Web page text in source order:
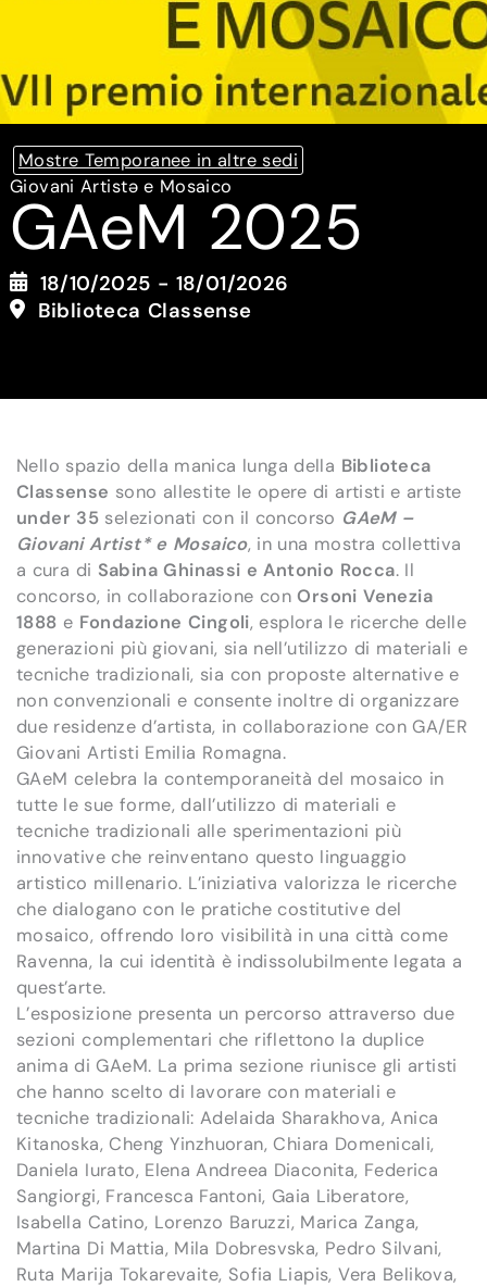
Mostre Temporanee in altre sedi
Giovani Artistə e Mosaico
GAeM 2025
18/10/2025 - 18/01/2026
Biblioteca Classense
Nello spazio della manica lunga della Biblioteca
Classense sono allestite le opere di artisti e artiste
under 35 selezionati con il concorso GAeM –
Giovani Artist* e Mosaico, in una mostra collettiva
a cura di Sabina Ghinassi e Antonio Rocca. Il
concorso, in collaborazione conOrsoni Venezia
1888 e Fondazione Cingoli, esplora le ricerche delle
generazioni più giovani, sia nell’utilizzo di materiali e
tecniche tradizionali, sia con proposte alternative e
non convenzionali e consente inoltre di organizzare
due residenze d’artista, in collaborazione con GA/ER
Giovani Artisti Emilia Romagna.
GAeM celebra la contemporaneità del mosaico in
tutte le sue forme, dall’utilizzo di materiali e
tecniche tradizionali alle sperimentazioni più
innovative che reinventano questo linguaggio
artistico millenario. L’iniziativa valorizza le ricerche
che dialogano con le pratiche costitutive del
mosaico, offrendo loro visibilità in una città come
Ravenna, la cui identità è indissolubilmente legata a
quest’arte.
L’esposizione presenta un percorso attraverso due
sezioni complementari che riflettono la duplice
anima di GAeM. La prima sezione riunisce gli artisti
che hanno scelto di lavorare con materiali e
tecniche tradizionali: Adelaida Sharakhova, Anica
Kitanoska, Cheng Yinzhuoran, Chiara Domenicali,
Daniela Iurato, Elena Andreea Diaconita, Federica
Sangiorgi, Francesca Fantoni, Gaia Liberatore,
Isabella Catino, Lorenzo Baruzzi, Marica Zanga,
Martina Di Mattia, Mila Dobresvska, Pedro Silvani,
Ruta Marija Tokarevaite, Sofia Liapis, Vera Belikova,